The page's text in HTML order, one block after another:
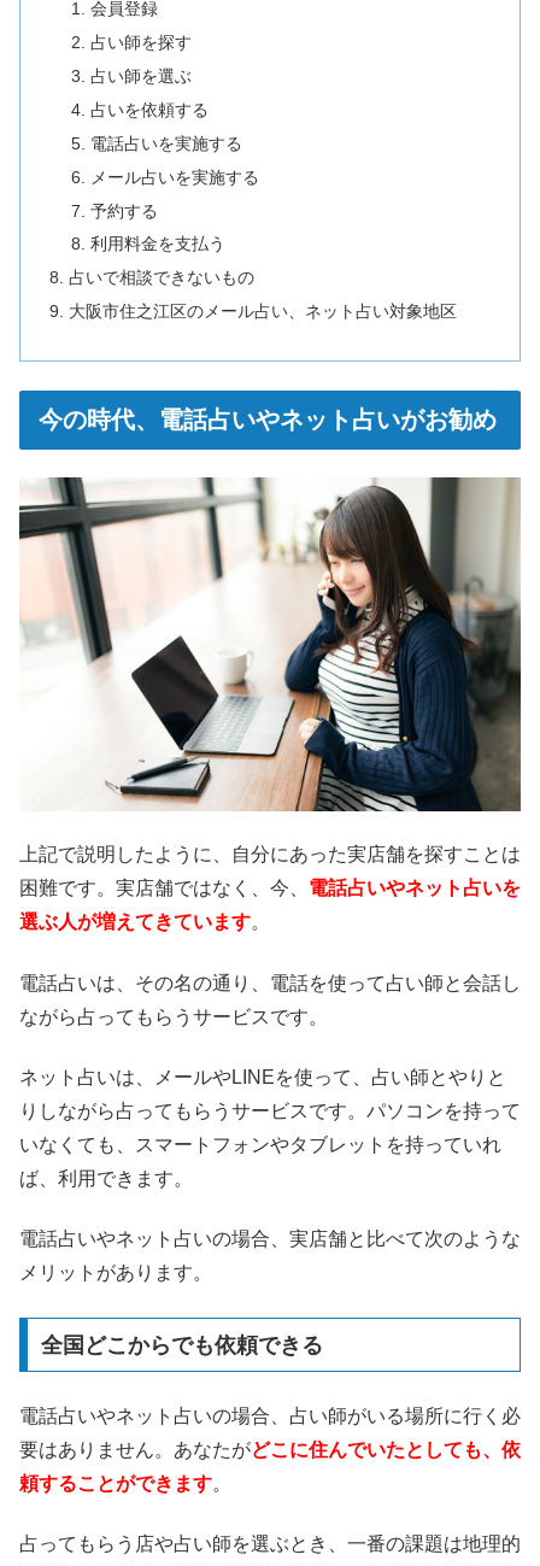
会員登録
占い師を探す
占い師を選ぶ
占いを依頼する
電話占いを実施する
メール占いを実施する
予約する
利用料金を支払う
占いで相談できないもの
大阪市住之江区のメール占い、ネット占い対象地区
今の時代、電話占いやネット占いがお勧め
上記で説明したように、自分にあった実店舗を探すことは
困難です。実店舗ではなく、今、 電話占いやネット占いを
選ぶ人が増えてきています。
電話占いは、その名の通り、電話を使って占い師と会話し
ながら占ってもらうサービスです。
ネット占いは、メールやLINEを使って、占い師とやりと
りしながら占ってもらうサービスです。パソコンを持って
いなくても、スマートフォンやタブレットを持っていれ
ば、利用できます。
電話占いやネット占いの場合、実店舗と比べて次のような
メリットがあります。
全国どこからでも依頼できる
電話占いやネット占いの場合、占い師がいる場所に行く必
要はありません。あなたがどこに住んでいたとしても、依
頼することができます。
占ってもらう店や占い師を選ぶとき、一番の課題は地理的